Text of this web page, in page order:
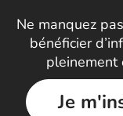
Ne manquez
bénéficier
pleinement
Je